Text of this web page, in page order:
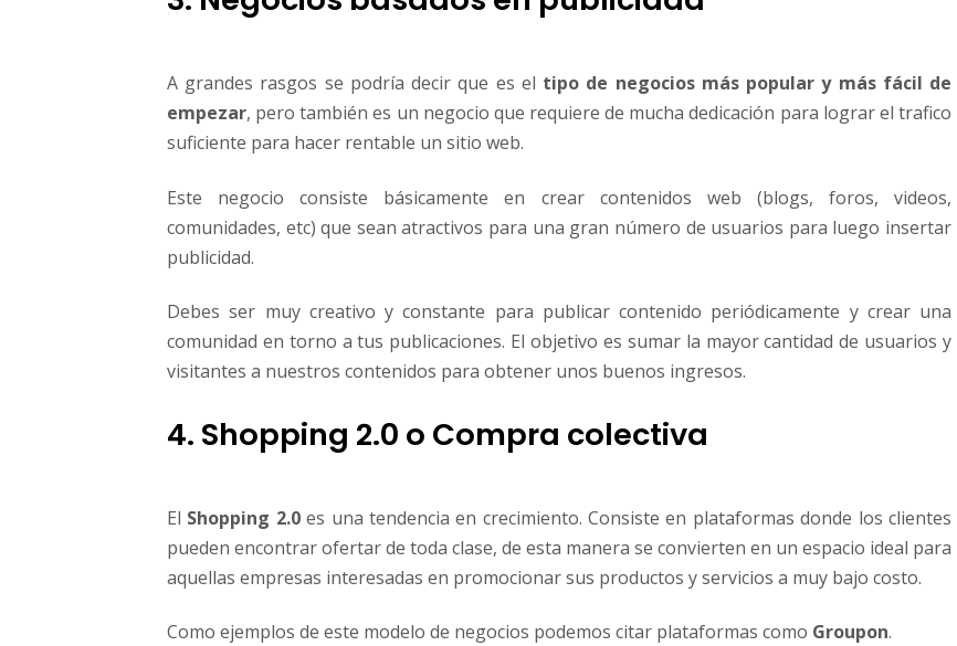
A grandes rasgos se podría decir que es el tipo de negocios más popular y más fácil de
empezar, pero también es un negocio que requiere de mucha dedicación para lograr el trafico
suficiente para hacer rentable un sitio web.
Este negocio consiste básicamente en crear contenidos web (blogs, foros, videos,
comunidades, etc) que sean atractivos para una gran número de usuarios para luego insertar
publicidad.
Debes ser muy creativo y constante para publicar contenido periódicamente y crear una
comunidad en torno a tus publicaciones. El objetivo es sumar la mayor cantidad de usuarios y
visitantes a nuestros contenidos para obtener unos buenos ingresos.
4. Shopping 2.0 o Compra colectiva
El Shopping 2.0es una tendencia en crecimiento. Consiste en plataformas donde los clientes
pueden encontrar ofertar de toda clase, de esta manera se convierten en un espacio ideal para
aquellas empresas interesadas en promocionar sus productos y servicios a muy bajo costo.
Como ejemplos de este modelo de negocios podemos citar plataformas como Groupon.